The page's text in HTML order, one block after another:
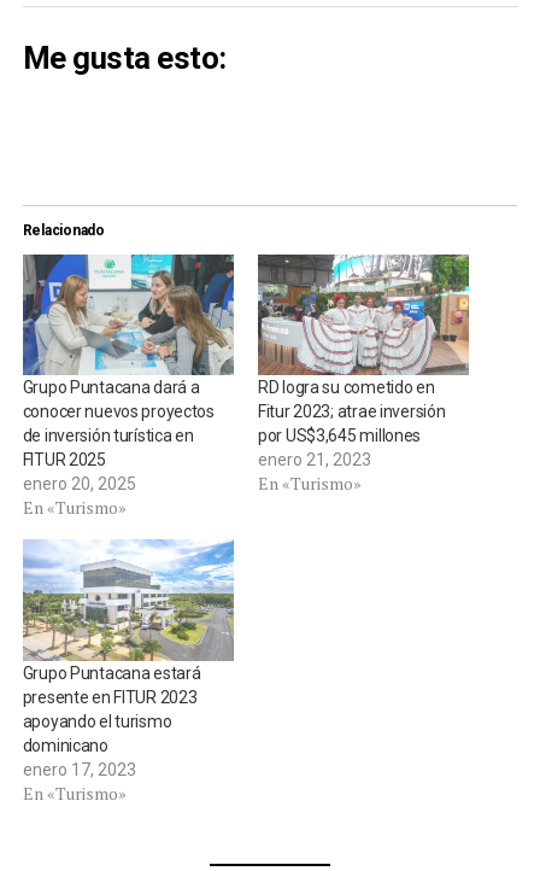
Me gusta esto:
Relacionado
Grupo Puntacana dará a
conocer nuevos proyectos
de inversión turística en
FITUR 2025
enero 20, 2025
En «Turismo»
RD logra su cometido en
Fitur 2023; atrae inversión
por US$3,645 millones
enero 21, 2023
En «Turismo»
Grupo Puntacana estará
presente en FITUR 2023
apoyando el turismo
dominicano
enero 17, 2023
En «Turismo»